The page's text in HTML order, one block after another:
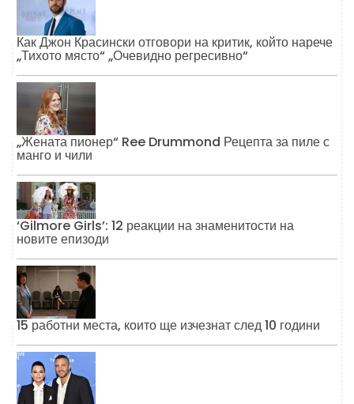
Как Джон Красински отговори на критик, който нарече
„Тихото място“ „Очевидно регресивно“
„Жената пионер“ Ree Drummond Рецепта за пиле с
манго и чили
‘Gilmore Girls’: 12 реакции на знаменитости на
новите епизоди
15 работни места, които ще изчезнат след 10 години